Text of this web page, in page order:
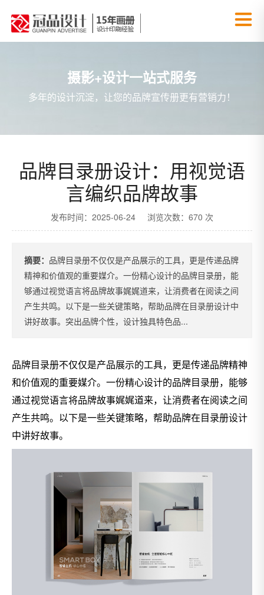
摄影+设计一站式服务
多年的设计沉淀，让您的品牌宣传册更有营销力！
品牌目录册设计：用视觉语
言编织品牌故事
发布时间：2025-06-24 浏览次数：670 次
摘要： 品牌目录册不仅仅是产品展示的工具，更是传递品牌
精神和价值观的重要媒介。一份精心设计的品牌目录册，能
够通过视觉语言将品牌故事娓娓道来，让消费者在阅读之间
产生共鸣。以下是一些关键策略，帮助品牌在目录册设计中
讲好故事。突出品牌个性，设计独具特色品...
品牌目录册不仅仅是产品展示的工具，更是传递品牌精神
和价值观的重要媒介。一份精心设计的品牌目录册，能够
通过视觉语言将品牌故事娓娓道来，让消费者在阅读之间
产生共鸣。以下是一些关键策略，帮助品牌在目录册设计
中讲好故事。